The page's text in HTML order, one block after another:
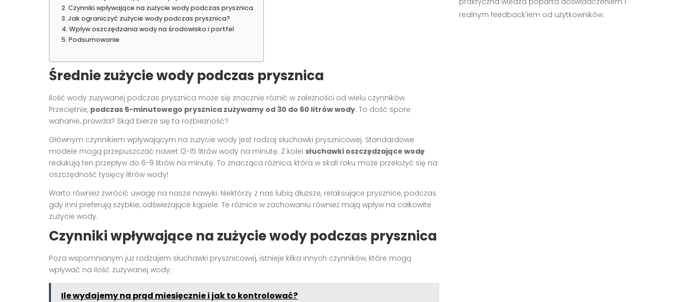
Czynniki wpływające na zużycie wody podczas prysznica
Jak ograniczyć zużycie wody podczas prysznica?
Wpływ oszczędzania wody na środowisko i portfel
Podsumowanie
Średnie zużycie wody podczas prysznica
Ilość wody zużywanej podczas prysznica może się znacznie różnić w zależności od wielu czynników.
Przeciętnie, podczas 5-minutowego prysznica zużywamy od 30 do 60 litrów wody. To dość spore
wahanie, prawda? Skąd bierze się ta rozbieżność?
Głównym czynnikiem wpływającym na zużycie wody jest rodzaj słuchawki prysznicowej. Standardowe
modele mogą przepuszczać nawet 12-15 litrów wody na minutę. Z kolei słuchawki oszczędzające wodę
redukują ten przepływ do 6-9 litrów na minutę. To znacząca różnica, która w skali roku może przełożyć się na
oszczędność tysięcy litrów wody!
Warto również zwrócić uwagę na nasze nawyki. Niektórzy z nas lubią dłuższe, relaksujące prysznice, podczas
gdy inni preferują szybkie, odświeżające kąpiele. Te różnice w zachowaniu również mają wpływ na całkowite
zużycie wody.
Czynniki wpływające na zużycie wody podczas prysznica
Poza wspomnianym już rodzajem słuchawki prysznicowej, istnieje kilka innych czynników, które mogą
wpływać na ilość zużywanej wody:
Ile wydajemy na prąd miesięcznie i jak to kontrolować?
realnym feedback'iem od użytkowników.